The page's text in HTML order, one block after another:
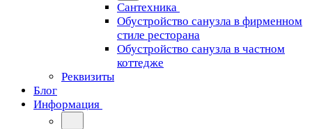
Сантехника
Обустройство санузла в фирменном
стиле ресторана
Обустройство санузла в частном
коттедже
Реквизиты
Блог
Информация